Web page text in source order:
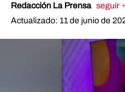
Redacción La Prensa seguir
Actualizado: 11 de junio de